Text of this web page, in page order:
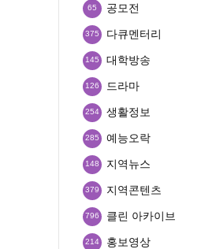
공모전
65
다큐멘터리
375
대학방송
145
드라마
126
생활정보
254
예능오락
285
지역뉴스
148
지역콘텐츠
379
클린 아카이브
796
홍보영상
214